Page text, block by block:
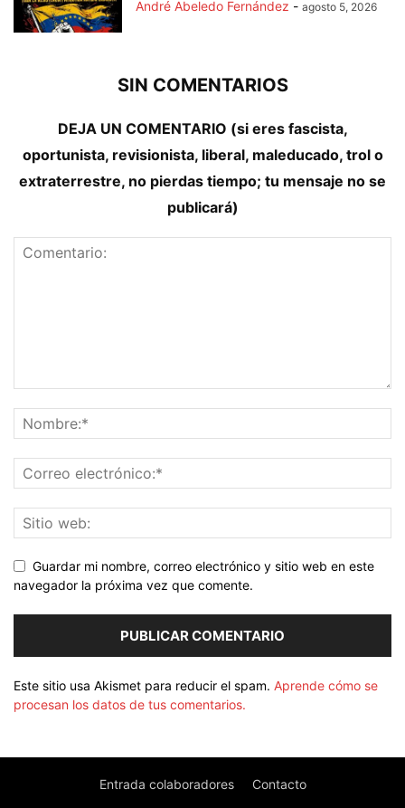
André Abeledo Fernández - agosto 5, 2026
SIN COMENTARIOS
DEJA UN COMENTARIO (si eres fascista,
oportunista, revisionista, liberal, maleducado, trol o
extraterrestre, no pierdas tiempo; tu mensaje no se
publicará)
Guardar mi nombre, correo electrónico y sitio web en este
navegador la próxima vez que comente.
Este sitio usa Akismet para reducir el spam. Aprende cómo se
procesan los datos de tus comentarios.
Entrada colaboradores Contacto